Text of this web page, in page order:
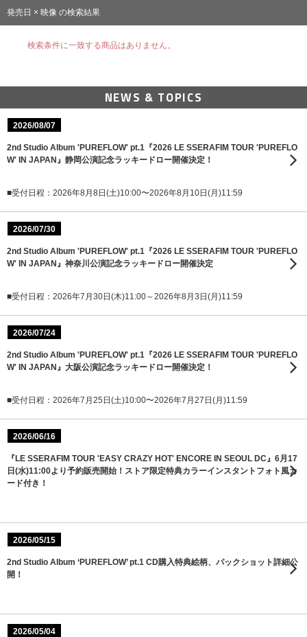
発売日 × 映像 の検索結果
検索条件に一致する商品はありません。
NEWS & TOPICS
2026/08/07
2nd Studio Album 'PUREFLOW' pt.1『2026 LE SSERAFIM TOUR 'PUREFLO
W' IN JAPAN』静岡公演記念ラッキードロー開催決定！
■受付日程：2026年8月8日(土)10:00〜2026年8月10日(月)11:59
2026/07/30
2nd Studio Album 'PUREFLOW' pt.1『2026 LE SSERAFIM TOUR 'PUREFLO
W' IN JAPAN』神奈川公演記念ラッキードロー開催決定
■受付日程：2026年7月30日(木)11:00～2026年8月3日(月)11:59
2026/07/24
2nd Studio Album 'PUREFLOW' pt.1『2026 LE SSERAFIM TOUR 'PUREFLO
W' IN JAPAN』大阪公演記念ラッキードロー開催決定！
■受付日程：2026年7月25日(土)10:00〜2026年7月27日(月)11:59
2026/06/16
『LE SSERAFIM TOUR 'EASY CRAZY HOT' ENCORE IN SEOUL DC』6月17
日(水)11:00より予約販売開始！ストア限定特典カラーインスタントフォト風カ
ード付き！
2026/05/15
2nd Studio Album ‘PUREFLOW’ pt.1 CD購入特典絵柄、パックショット詳細公
開！
2026/05/04